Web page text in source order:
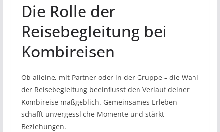
Die Rolle der
Reisebegleitung bei
Kombireisen
Ob alleine, mit Partner oder in der Gruppe – die Wahl
der Reisebegleitung beeinflusst den Verlauf deiner
Kombireise maßgeblich. Gemeinsames Erleben
schafft unvergessliche Momente und stärkt
Beziehungen.